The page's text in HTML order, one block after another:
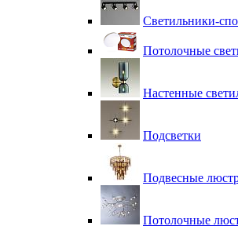
Светильники-
Потолочные
Настенные
Подсветки
Подвесные
Потолочные